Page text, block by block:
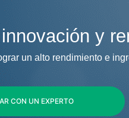
y
un alto rendimiento e
CON UN EXPERTO